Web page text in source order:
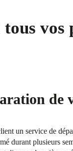
de
un service de
durant plusieurs